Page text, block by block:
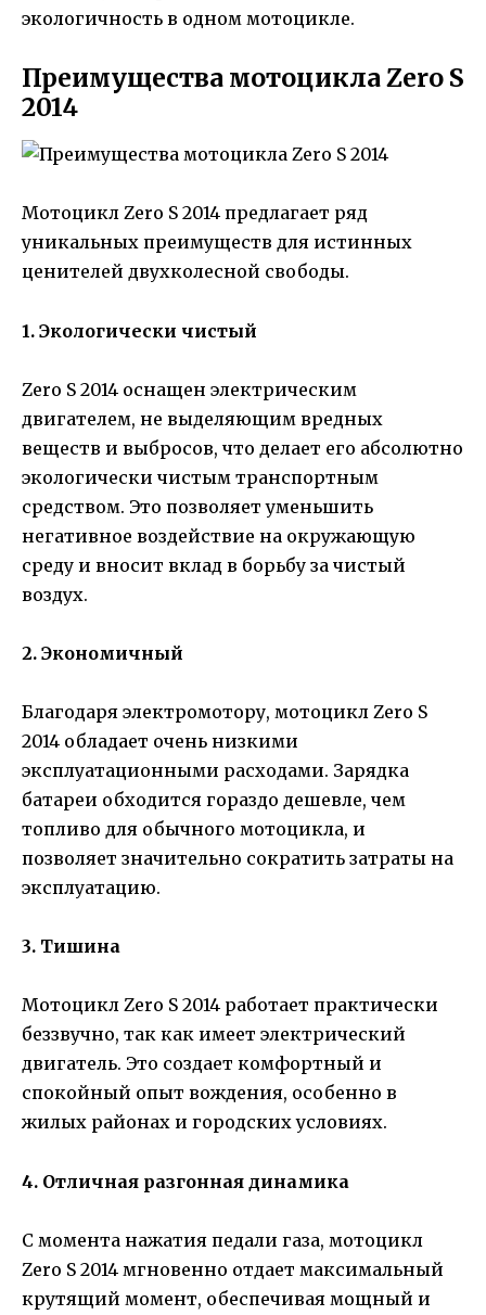
экологичность в одном мотоцикле.
Преимущества мотоцикла Zero S
2014
Мотоцикл Zero S 2014 предлагает ряд
уникальных преимуществ для истинных
ценителей двухколесной свободы.
1. Экологически чистый
Zero S 2014 оснащен электрическим
двигателем, не выделяющим вредных
веществ и выбросов, что делает его абсолютно
экологически чистым транспортным
средством. Это позволяет уменьшить
негативное воздействие на окружающую
среду и вносит вклад в борьбу за чистый
воздух.
2. Экономичный
Благодаря электромотору, мотоцикл Zero S
2014 обладает очень низкими
эксплуатационными расходами. Зарядка
батареи обходится гораздо дешевле, чем
топливо для обычного мотоцикла, и
позволяет значительно сократить затраты на
эксплуатацию.
3. Тишина
Мотоцикл Zero S 2014 работает практически
беззвучно, так как имеет электрический
двигатель. Это создает комфортный и
спокойный опыт вождения, особенно в
жилых районах и городских условиях.
4. Отличная разгонная динамика
С момента нажатия педали газа, мотоцикл
Zero S 2014 мгновенно отдает максимальный
крутящий момент, обеспечивая мощный и